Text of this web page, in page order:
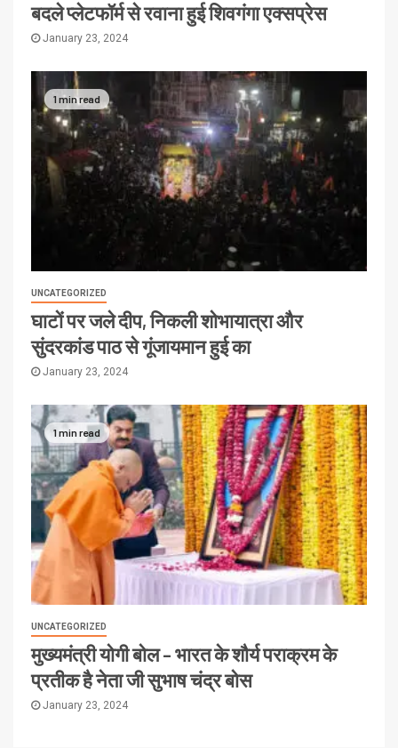
बदले प्लेटफॉर्म से रवाना हुई शिवगंगा एक्सप्रेस
January 23, 2024
1 min read
UNCATEGORIZED
घाटों पर जले दीप, निकली शोभायात्रा और
सुंदरकांड पाठ से गूंजायमान हुई का
January 23, 2024
1 min read
UNCATEGORIZED
मुख्यमंत्री योगी बोल – भारत के शौर्य पराक्रम के
प्रतीक है नेता जी सुभाष चंद्र बोस
January 23, 2024